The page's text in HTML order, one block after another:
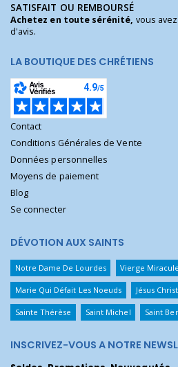
SATISFAIT OU REMBOURSÉ
Achetez en toute sérénité, vous
d'avis.
LA BOUTIQUE DES CHRÉTIENS
Contact
Conditions Générales de Vente
Données personnelles
Moyens de paiement
Blog
Se connecter
DÉVOTION AUX SAINTS
Notre Dame De Lourdes Vierge
Marie Qui Défait Les Noeuds Jésus Christ
Sainte Thérèse Saint Michel Saint
INSCRIVEZ-VOUS A NOTRE